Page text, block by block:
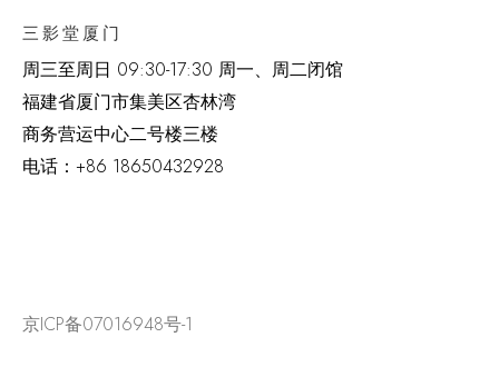
三影堂厦门
周三至周日 09:30-17:30 周一、周二闭馆
福建省厦门市集美区杏林湾
商务营运中心二号楼三楼
电话： +86 18650432928
京ICP备07016948号-1